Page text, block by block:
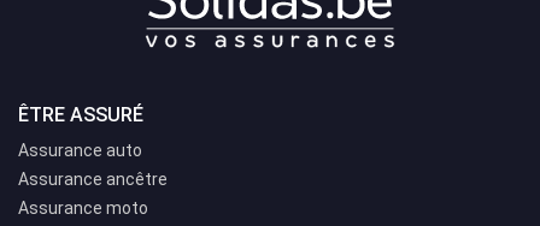
ÊTRE ASSURÉ
Assurance auto
Assurance ancêtre
Assurance moto